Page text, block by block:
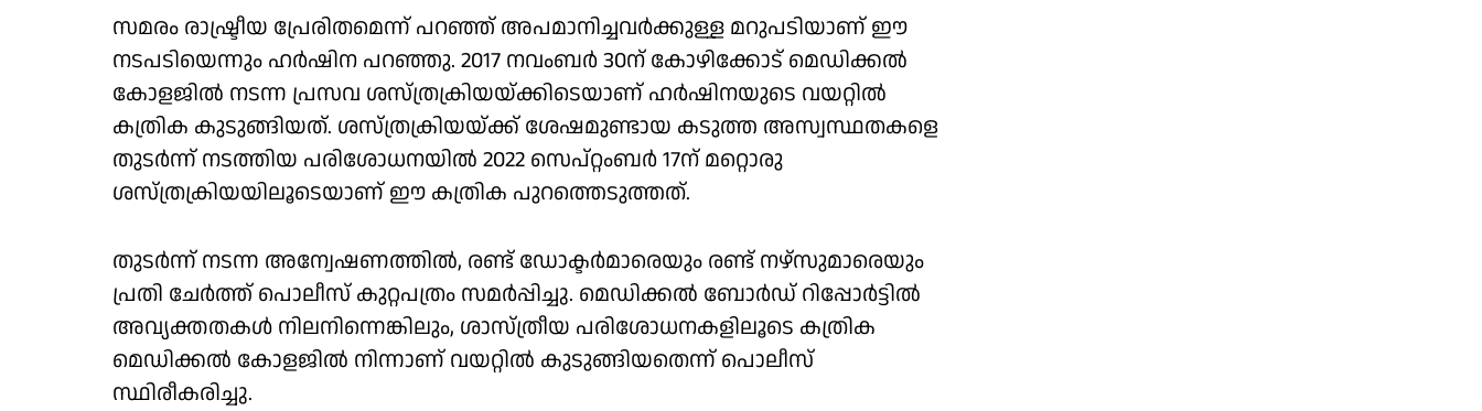
സമരം രാഷ്ട്രീയ പ്രേരിതമെന്ന് പറഞ്ഞ് അപമാനിച്ചവർക്കുള്ള മറുപടിയാണ് ഈ
നടപടിയെന്നും ഹർഷിന പറഞ്ഞു. 2017 നവംബർ 30ന് കോഴിക്കോട് മെഡിക്കൽ
കോളജിൽ നടന്ന പ്രസവ ശസ്ത്രക്രിയയ്ക്കിടെയാണ് ഹർഷിനയുടെ വയറ്റിൽ
കത്രിക കുടുങ്ങിയത്. ശസ്ത്രക്രിയയ്ക്ക് ശേഷമുണ്ടായ കടുത്ത അസ്വസ്ഥതകളെ
തുടർന്ന് നടത്തിയ പരിശോധനയിൽ 2022 സെപ്റ്റംബർ 17ന് മറ്റൊരു
ശസ്ത്രക്രിയയിലൂടെയാണ് ഈ കത്രിക പുറത്തെടുത്തത്.
തുടർന്ന് നടന്ന അന്വേഷണത്തിൽ, രണ്ട് ഡോക്ടർമാരെയും രണ്ട് നഴ്സുമാരെയും
പ്രതി ചേർത്ത് പൊലീസ് കുറ്റപത്രം സമർപ്പിച്ചു. മെഡിക്കൽ ബോർഡ് റിപ്പോർട്ടിൽ
അവ്യക്തതകൾ നിലനിന്നെങ്കിലും, ശാസ്ത്രീയ പരിശോധനകളിലൂടെ കത്രിക
മെഡിക്കൽ കോളജിൽ നിന്നാണ് വയറ്റിൽ കുടുങ്ങിയതെന്ന് പൊലീസ്
സ്ഥിരീകരിച്ചു.